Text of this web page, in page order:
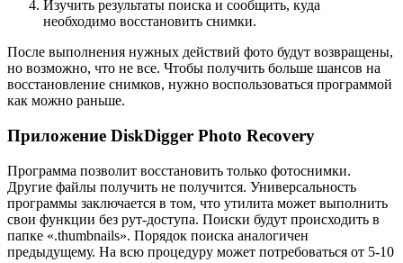
Изучить результаты поиска и сообщить, куда
необходимо восстановить снимки.
После выполнения нужных действий фото будут возвращены,
но возможно, что не все. Чтобы получить больше шансов на
восстановление снимков, нужно воспользоваться программой
как можно раньше.
Приложение DiskDigger Photo Recovery
Программа позволит восстановить только фотоснимки.
Другие файлы получить не получится. Универсальность
программы заключается в том, что утилита может выполнить
свои функции без рут-доступа. Поиски будут происходить в
папке «.thumbnails». Порядок поиска аналогичен
предыдущему. На всю процедуру может потребоваться от 5-10